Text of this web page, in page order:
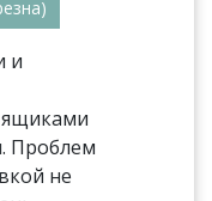
и
Проблем
не